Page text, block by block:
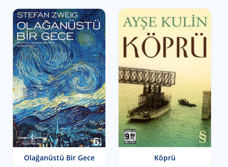
Olağanüstü Bir Gece Köprü